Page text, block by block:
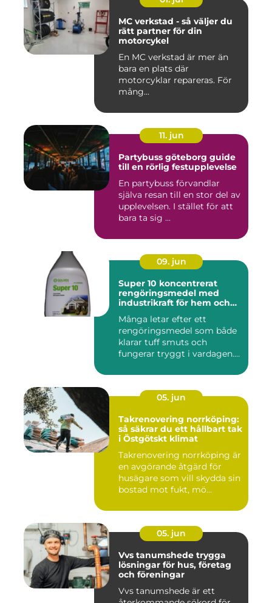
MC verkstad - så väljer du
rätt partner för din
motorcykel
En MC verkstad är mer än
bara en plats där
motorcyklar repareras. För
mång...
11. jun
Partybuss göteborg guide
till en rörlig festupplevelse
En partybuss förvandlar
själva resan till en stor del av
upplevelsen. I stället för att
bara ta sig ...
09. jun
Super 10 koncentrerat
rengöringsmedel med
industrikraft för hem och
Många letar efter ett
rengöringsmedel som både
klarar tuff smuts och
fungerar tryggt i vardagen.
05. jun
Takrenovering norrköping:
så säkrar du ett hållbart tak
i Östgötskt klimat
Takrenovering norrköping är
en avgörande åtgärd för
husägare som vill skydda sin
bostad mot fukt, mö...
05. jun
Vvs tanumshede trygga
lösningar för hus, företag
och föreningar
Vvs tanumshede är ett